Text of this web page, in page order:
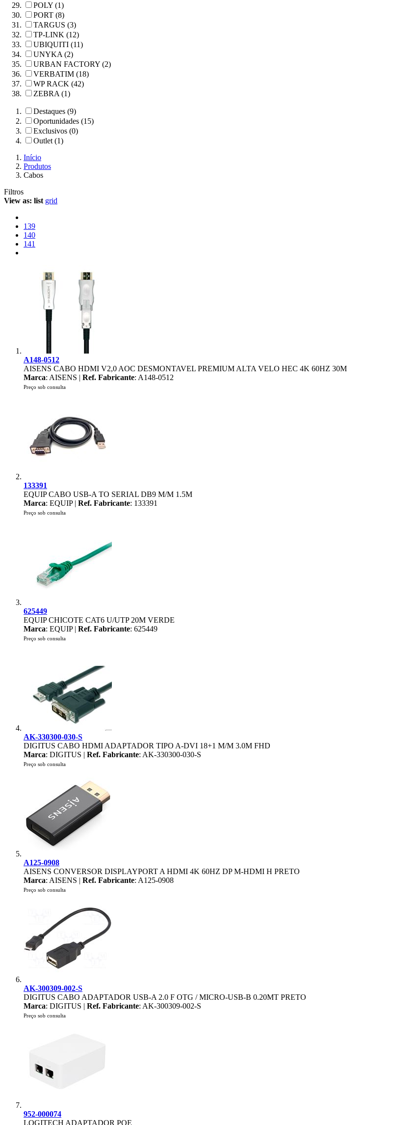
POLY (1)
PORT (8)
TARGUS (3)
TP-LINK (12)
UBIQUITI (11)
UNYKA (2)
URBAN FACTORY (2)
VERBATIM (18)
WP RACK (42)
ZEBRA (1)
Destaques (9)
Oportunidades (15)
Exclusivos (0)
Outlet (1)
Início
Produtos
Cabos
Filtros
View as: list grid
139
140
141
A148-0512
AISENS CABO HDMI V2,0 AOC DESMONTAVEL PREMIUM ALTA VELO HEC 4K 60HZ 30M
Marca: AISENS | Ref. Fabricante: A148-0512
Preço sob consulta
133391
EQUIP CABO USB-A TO SERIAL DB9 M/M 1.5M
Marca: EQUIP | Ref. Fabricante: 133391
Preço sob consulta
625449
EQUIP CHICOTE CAT6 U/UTP 20M VERDE
Marca: EQUIP | Ref. Fabricante: 625449
Preço sob consulta
AK-330300-030-S
DIGITUS CABO HDMI ADAPTADOR TIPO A-DVI 18+1 M/M 3.0M FHD
Marca: DIGITUS | Ref. Fabricante: AK-330300-030-S
Preço sob consulta
A125-0908
AISENS CONVERSOR DISPLAYPORT A HDMI 4K 60HZ DP M-HDMI H PRETO
Marca: AISENS | Ref. Fabricante: A125-0908
Preço sob consulta
AK-300309-002-S
DIGITUS CABO ADAPTADOR USB-A 2.0 F OTG / MICRO-USB-B 0.20MT PRETO
Marca: DIGITUS | Ref. Fabricante: AK-300309-002-S
Preço sob consulta
952-000074
LOGITECH ADAPTADOR POE